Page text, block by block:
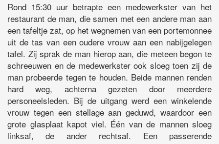
Rond 15:30 uur betrapte een medewerkster van het
restaurant de man, die samen met een andere man aan
een tafeltje zat, op het wegnemen van een portemonnee
uit de tas van een oudere vrouw aan een nabijgelegen
tafel. Zij sprak de man hierop aan, die meteen begon te
schreeuwen en de medewerkster ook sloeg toen zij de
man probeerde tegen te houden. Beide mannen renden
hard weg, achterna gezeten door meerdere
personeelsleden. Bij de uitgang werd een winkelende
vrouw tegen een stellage aan geduwd, waardoor een
grote glasplaat kapot viel. Één van de mannen sloeg
linksaf, de ander rechtsaf. Een passerende